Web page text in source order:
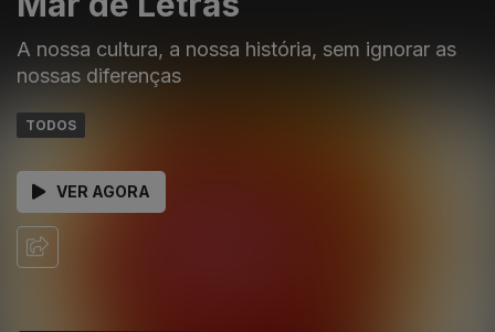
A nossa cultura, a nossa história, sem ignorar as
nossas diferenças
TODOS
VER AGORA